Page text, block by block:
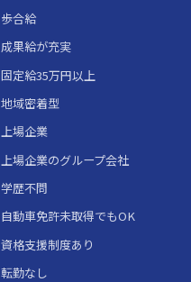
歩合給
成果給が充実
固定給35万円以上
地域密着型
上場企業
上場企業のグループ会社
学歴不問
自動車免許未取得でもOK
資格支援制度あり
転勤なし